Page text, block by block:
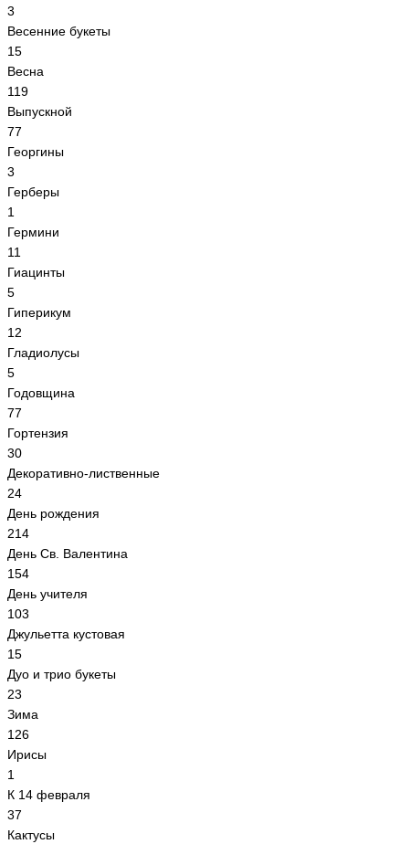
3
Весенние букеты
15
Весна
119
Выпускной
77
Георгины
3
Герберы
1
Гермини
11
Гиацинты
5
Гиперикум
12
Гладиолусы
5
Годовщина
77
Гортензия
30
Декоративно-лиственные
24
День рождения
214
День Св. Валентина
154
День учителя
103
Джульетта кустовая
15
Дуо и трио букеты
23
Зима
126
Ирисы
1
К 14 февраля
37
Кактусы